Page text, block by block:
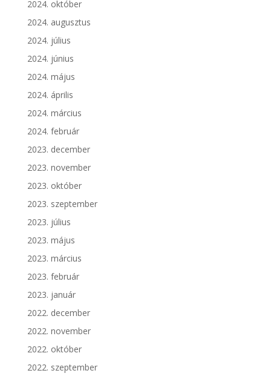
2024. október
2024. augusztus
2024. július
2024. június
2024. május
2024. április
2024. március
2024. február
2023. december
2023. november
2023. október
2023. szeptember
2023. július
2023. május
2023. március
2023. február
2023. január
2022. december
2022. november
2022. október
2022. szeptember